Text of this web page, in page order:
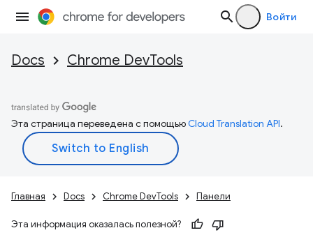
Войти
Docs Chrome DevTools
Эта страница переведена с помощьюCloud Translation API.
Главная Docs Chrome DevTools Панели
Эта информация оказалась полезной?